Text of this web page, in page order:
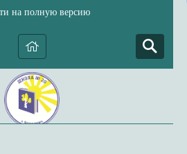
на полную версию